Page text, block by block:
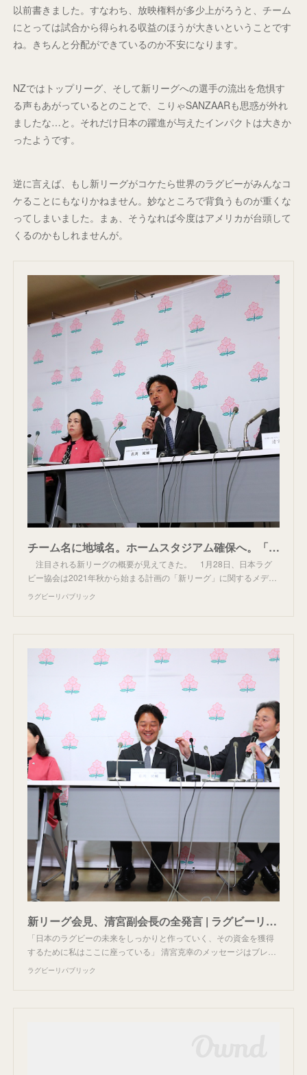
以前書きました。すなわち、放映権料が多少上がろうと、チーム
にとっては試合から得られる収益のほうが大きいということです
ね。きちんと分配ができているのか不安になります。
NZではトップリーグ、そして新リーグへの選手の流出を危惧す
る声もあがっているとのことで、こりゃSANZAARも思惑が外れ
ましたな…と。それだけ日本の躍進が与えたインパクトは大きか
ったようです。
逆に言えば、もし新リーグがコケたら世界のラグビーがみんなコ
ケることにもなりかねません。妙なところで背負うものが重くな
ってしまいました。まぁ、そうなれば今度はアメリカが台頭して
くるのかもしれませんが。
チーム名に地域名。ホームスタジアム確保へ。「新リーグ」参入要件発表 | ラグビーリパブリック
注目される新リーグの概要が見えてきた。 1月28日、日本ラグ
ビー協会は2021年秋から始まる計画の「新リーグ」に関するメデ…
ラグビーリパブリック
新リーグ会見、清宮副会長の全発言 | ラグビーリパブリック
「日本のラグビーの未来をしっかりと作っていく、その資金を獲得
するために私はここに座っている」 清宮克幸のメッセージはブレ…
ラグビーリパブリック